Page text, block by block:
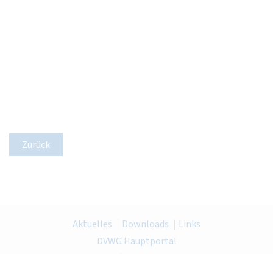
Zurück
Aktuelles Downloads
Links
DVWG Hauptportal